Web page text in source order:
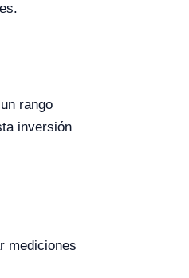
rango
inversión
mediciones